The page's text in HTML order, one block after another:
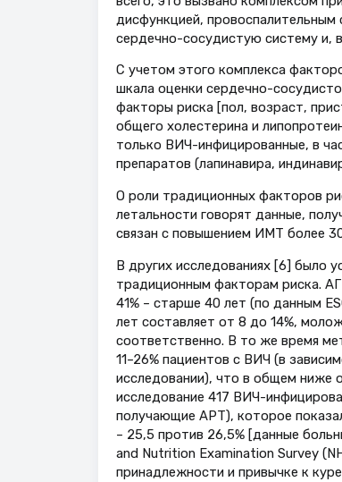
дисфункцией, провоспалительным
сердечно-сосудистую систему и,
С учетом этого комплекса
шкала оценки сердечно-
факторы риска [пол, возраст,
общего холестерина и
только ВИЧ-инфицированные, в
препаратов (лапинавира,
О роли традиционных факторов
летальности говорят данные,
связан с повышением ИМТ более
В других исследованиях [6] было
традиционным факторам риска.
41% – старше 40 лет (по данным
лет составляет от 8 до 14%,
соответственно. В то же время
11–26% пациентов с ВИЧ (в
исследовании), что в общем ниже
исследование 417 ВИЧ-
получающие АРТ), которое
– 25,5 против 26,5% [данные
and Nutrition Examination Survey
принадлежности и привычке к